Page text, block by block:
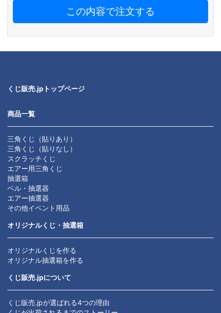
この内容で注文する
くじ販売.jpトップページ
商品一覧
三角くじ（貼りあり）
三角くじ（貼りなし）
スクラッチくじ
エアー用三角くじ
抽選箱
ベル・抽選器
エアー抽選器
その他イベント用品
オリジナルくじ・抽選箱
オリジナルくじを作る
オリジナル抽選箱を作る
くじ販売.jpについて
くじ販売.jpが選ばれる4つの理由